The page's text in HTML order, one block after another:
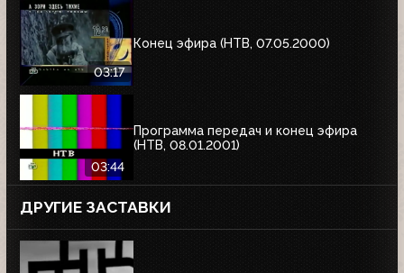
03:17
Конец эфира (НТВ, 07.05.2000)
03:44
Программа передач и конец эфира
(НТВ, 08.01.2001)
ДРУГИЕ ЗАСТАВКИ